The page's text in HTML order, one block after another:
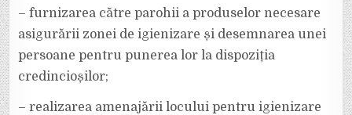
– furnizarea către parohii a produselor necesare
asigurării zonei de igienizare și desemnarea unei
persoane pentru punerea lor la dispoziția
credincioșilor;
– realizarea amenajării locului pentru igienizare